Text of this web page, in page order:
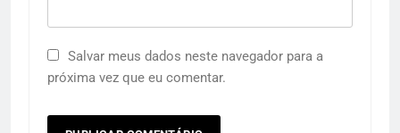
Salvar meus dados neste navegador para a
próxima vez que eu comentar.